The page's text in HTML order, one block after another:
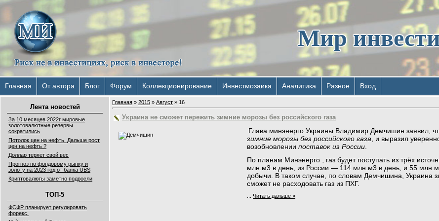
Мир
Главная От автора Блог Форум Коллекционирование Инвестмозаика Аналитика Разное Вход
Лента новостей
За 10 месяцев 2022г мировые
золотовалютные резервы
сократились
Потолок цен на нефть. Дальше рост
цен на нефть ?
Доллар теряет свой вес
Прогноз по фондовому рынку и
золоту на 2023 год от банка UBS
Криптовалюты заметно подросли
ТОП-5
ФСФР планирует регулировать
форекс.
Главная » 2015 » Август » 16
Украина не сможет пережить зимние морозы без российского газа
Глава минэнерго Украины Владимир Демчишин заявил,
зимние морозы без российского газа, и выразил
возобновлении поставок из России.
По планам Минэнерго , газ будет поступать из трёх
млн.м3 в день, из России — 114 млн.м3 в день, и 55
добычи. В таком случае, по словам Демчишина, Украина
сможет не расходовать газ из ПХГ.
Читать дальше »